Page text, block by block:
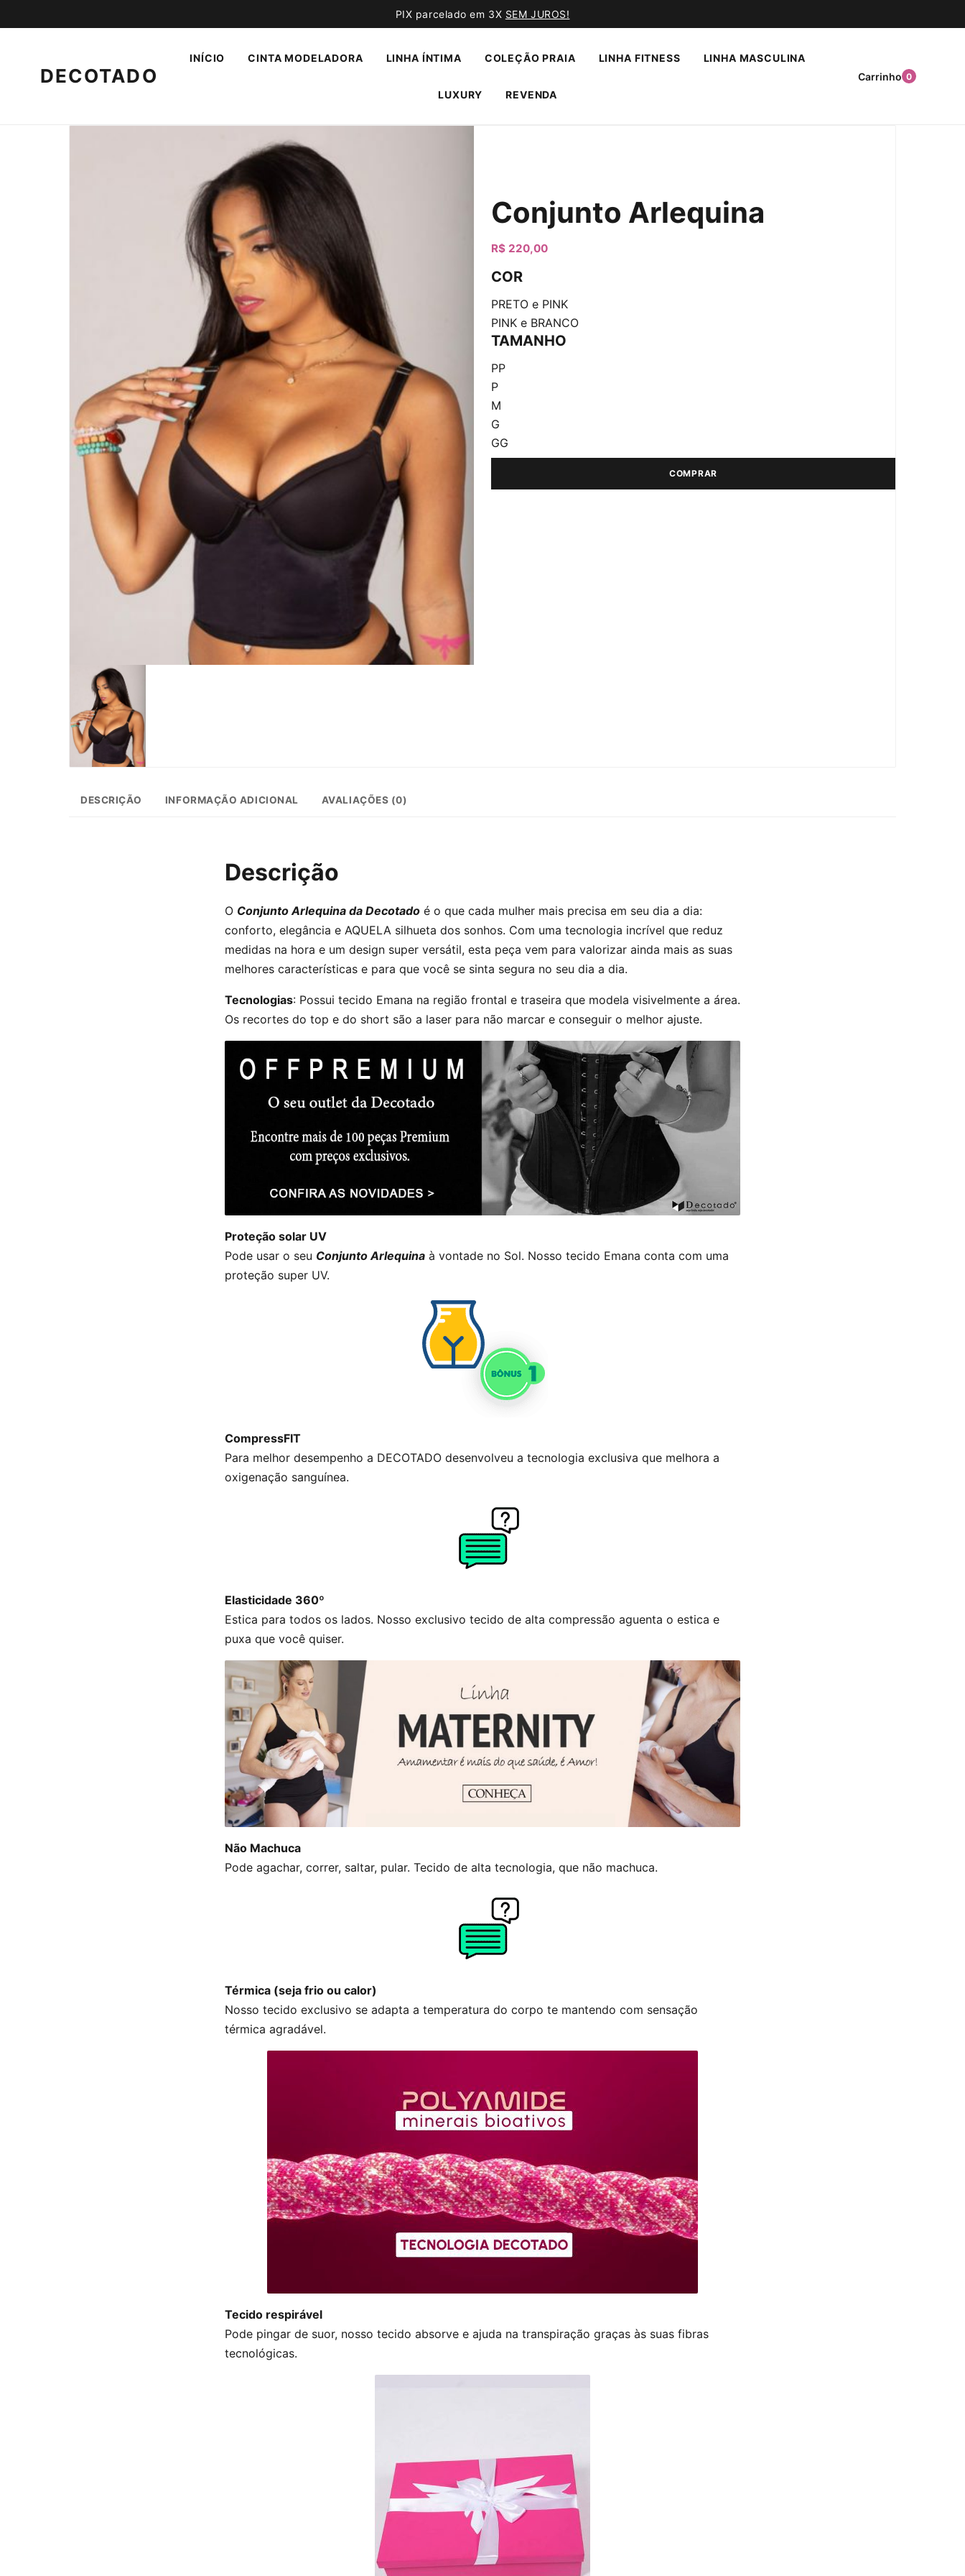
PIX parcelado em 3X SEM JUROS!
DECOTADO
INÍCIO CINTA MODELADORA LINHA ÍNTIMA COLEÇÃO PRAIA LINHA FITNESS LINHA MASCULINA
LUXURY REVENDA
Carrinho 0
Conjunto Arlequina
R$ 220,00
COR
PRETO e PINK
PINK e BRANCO
TAMANHO
PP
P
M
G
GG
COMPRAR
DESCRIÇÃO INFORMAÇÃO ADICIONAL AVALIAÇÕES (0)
Descrição
O Conjunto Arlequina da Decotado é o que cada mulher mais precisa em seu dia a dia:
conforto, elegância e AQUELA silhueta dos sonhos. Com uma tecnologia incrível que reduz
medidas na hora e um design super versátil, esta peça vem para valorizar ainda mais as suas
melhores características e para que você se sinta segura no seu dia a dia.
Tecnologias: Possui tecido Emana na região frontal e traseira que modela visivelmente a área.
Os recortes do top e do short são a laser para não marcar e conseguir o melhor ajuste.
Proteção solar UV
Pode usar o seu Conjunto Arlequina à vontade no Sol. Nosso tecido Emana conta com uma
proteção super UV.
CompressFIT
Para melhor desempenho a DECOTADO desenvolveu a tecnologia exclusiva que melhora a
oxigenação sanguínea.
Elasticidade 360º
Estica para todos os lados. Nosso exclusivo tecido de alta compressão aguenta o estica e
puxa que você quiser.
Não Machuca
Pode agachar, correr, saltar, pular. Tecido de alta tecnologia, que não machuca.
Térmica (seja frio ou calor)
Nosso tecido exclusivo se adapta a temperatura do corpo te mantendo com sensação
térmica agradável.
Tecido respirável
Pode pingar de suor, nosso tecido absorve e ajuda na transpiração graças às suas fibras
tecnológicas.